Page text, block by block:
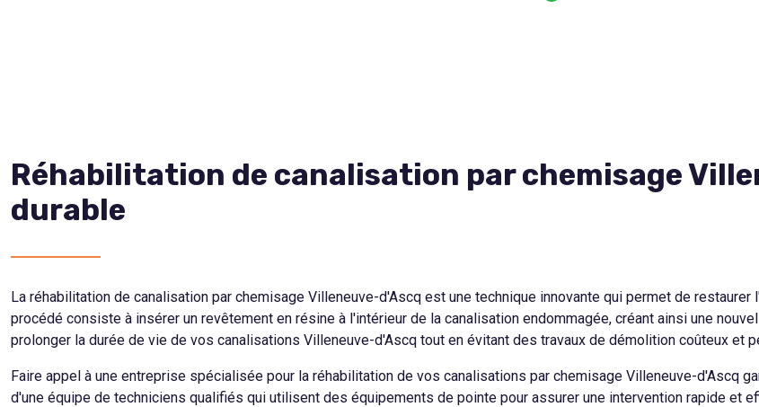
Réhabilitation de canalisation par chemisage
durable
La réhabilitation de canalisation par chemisage Villeneuve-d'Ascq est une technique innovante qui permet de
procédé consiste à insérer un revêtement en résine à l'intérieur de la canalisation endommagée, créant ainsi une
prolonger la durée de vie de vos canalisations Villeneuve-d'Ascq tout en évitant des travaux de démolition coûteux et
Faire appel à une entreprise spécialisée pour la réhabilitation de vos canalisations par chemisage Villeneuve-d'Ascq
d'une équipe de techniciens qualifiés qui utilisent des équipements de pointe pour assurer une intervention rapide et